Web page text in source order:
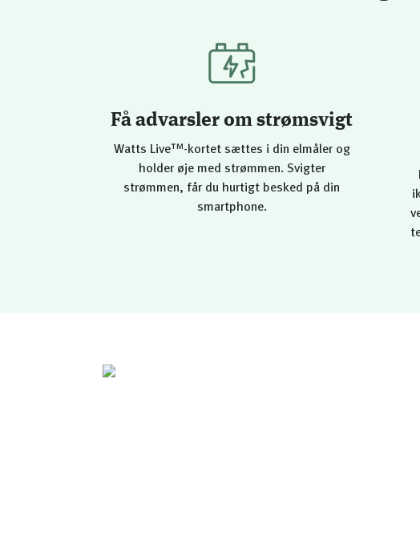
Få advarsler om strømsvigt
Watts Live™-kortet sættes i din elmåler og
holder øje med strømmen. Svigter
strømmen, får du hurtigt besked på din
smartphone.